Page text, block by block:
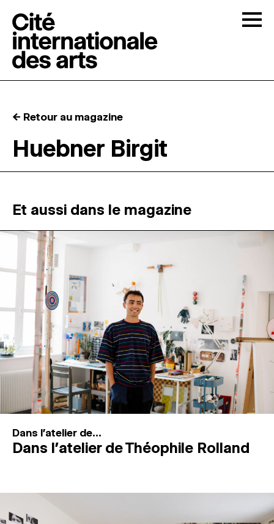
RÉSIDENCES ↓
ATELIERS OUVERTS
PROGRAMMATION
MAGAZINE
ESPACES DE PRATIQUE ARTISTIQUE ↓
Recherche
Connexion
← Retour au magazine
Huebner Birgit
Et aussi dans le magazine
Dans l'atelier de...
Dans l’atelier de Théophile Rolland